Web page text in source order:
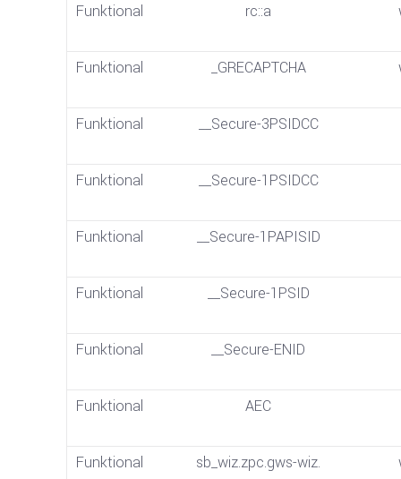
Funktional rc::a
Funktional _GRECAPTCHA
Funktional __Secure-3PSIDCC
Funktional __Secure-1PSIDCC
Funktional __Secure-1PAPISID
Funktional __Secure-1PSID
Funktional __Secure-ENID
Funktional AEC
Funktional sb_wiz.zpc.gws-wiz.